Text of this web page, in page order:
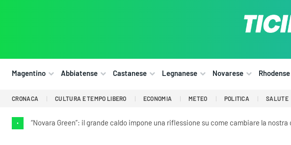
Magentino Abbiatense Castanese Legnanese Novarese Rhodense
CRONACA CULTURA E TEMPO LIBERO ECONOMIA METEO POLITICA SALUTE
• “Novara Green”: il grande caldo impone una riflessione su come cambiare la nostra